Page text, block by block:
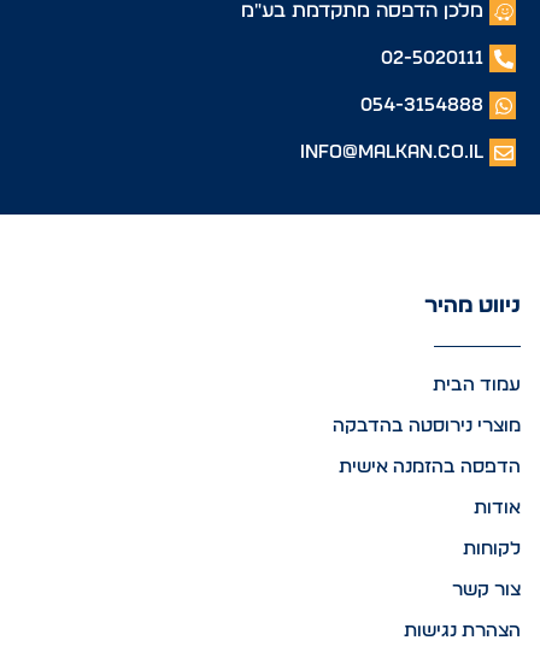
מלכן הדפסה מתקדמת בע"מ
02-5020111
054-3154888
info@malkan.co.il
ניווט מהיר
עמוד הבית
מוצרי נירוסטה בהדבקה
הדפסה בהזמנה אישית
אודות
לקוחות
צור קשר
הצהרת נגישות